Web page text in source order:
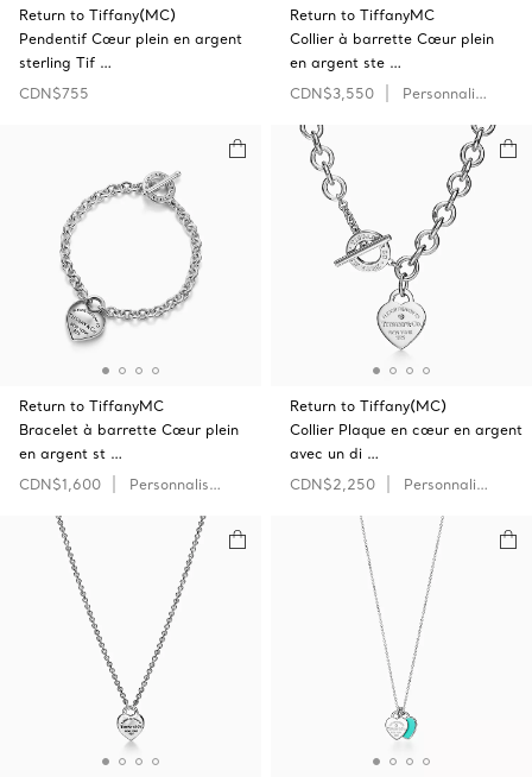
Return to Tiffany(MC)
Pendentif Cœur plein en argent
sterling Tif …
CDN$755
Return to TiffanyMC
Collier à barrette Cœur plein
en argent ste …
CDN$3,550
Personnaliser
Return to TiffanyMC
Bracelet à barrette Cœur plein
en argent st …
CDN$1,600
Personnaliser
Return to Tiffany(MC)
Collier Plaque en cœur en argent
avec un di …
CDN$2,250
Personnaliser